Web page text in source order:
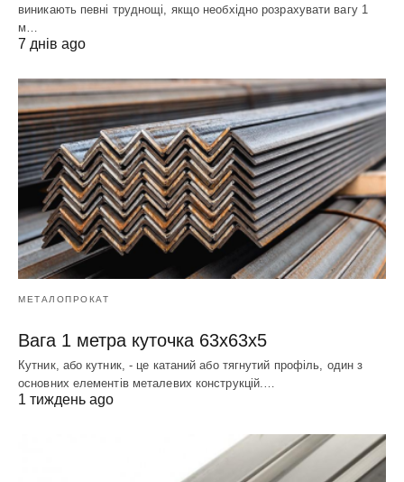
виникають певні труднощі, якщо необхідно розрахувати вагу 1
м…
7 днів ago
МЕТАЛОПРОКАТ
Вага 1 метра куточка 63х63х5
Кутник, або кутник, - це катаний або тягнутий профіль, один з
основних елементів металевих конструкцій.…
1 тиждень ago